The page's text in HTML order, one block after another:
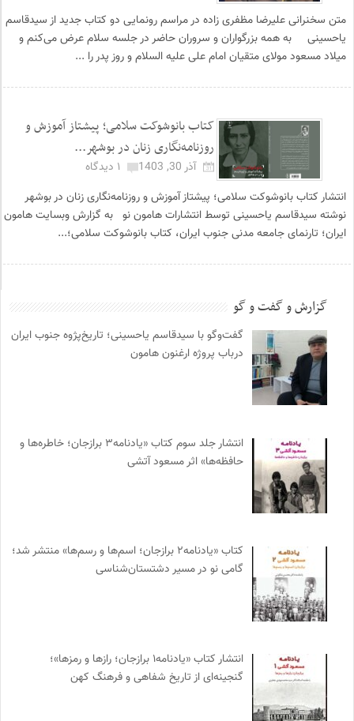
متن سخنرانی علیرضا مظفری زاده در مراسم رونمایی دو کتاب جدید از سیدقاسم
یاحسینی به همه بزرگواران و سروران حاضر در جلسه سلام عرض می‌کنم و
میلاد مسعود مولای متقیان امام علی علیه السلام و روز پدر را ...
کتاب بانوشوکت سلامی؛ پیشتاز آموزش و
روزنامه‌­نگاری زنان در بوشهر...
آذر 30, 1403
۱ دیدگاه
انتشار کتاب بانوشوکت سلامی؛ پیشتاز آموزش و روزنامه‌­نگاری زنان در بوشهر
نوشته سیدقاسم یاحسینی توسط انتشارات هامون نو به گزارش وبسایت هامون
ایران؛ تارنمای جامعه مدنی جنوب ایران، کتاب بانوشوکت سلامی؛...
گزارش و گفت و گو
گفت‌وگو با سیدقاسم یاحسینی؛ تاریخ‌پژوه جنوب ایران
درباب پروژه ارغنون هامون
انتشار جلد سوم کتاب «یادنامه۳ برازجان؛ خاطره‌ها و
حافظه‌ها» اثر مسعود آتشی
کتاب «یادنامه۲ برازجان؛ اسم‌ها و رسم‌ها» منتشر شد؛
گامی نو در مسیر دشتستان‌شناسی
انتشار کتاب «یادنامه۱ برازجان؛ رازها و رمزها»؛
گنجینه‌ای از تاریخ شفاهی و فرهنگ کهن